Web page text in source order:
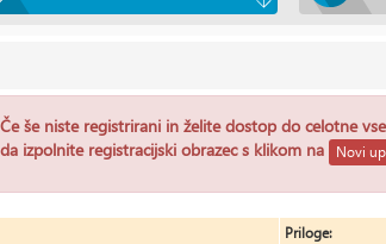
Če še niste registrirani in želite dostop do celotne
da izpolnite registracijski obrazec s klikom na
Novi
Priloge: